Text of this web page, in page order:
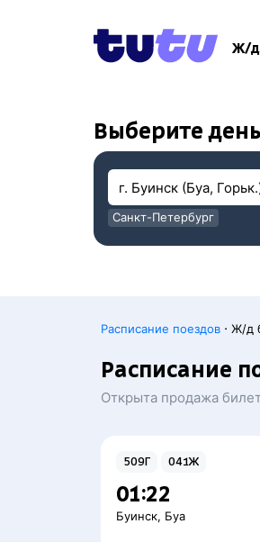
Ж/д
Выберите
Санкт-Петербург
Расписание поездов · Ж/д
Расписание
Открыта продажа
509Г 041Ж
01:22
Буинск, Буа